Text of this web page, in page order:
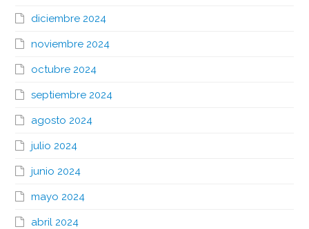
diciembre 2024
noviembre 2024
octubre 2024
septiembre 2024
agosto 2024
julio 2024
junio 2024
mayo 2024
abril 2024